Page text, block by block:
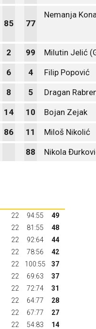
85 77
Nemanja
2 99 Milutin Jelić
6 4 Filip Popović
8 5 Dragan
14 10 Bojan Zejak
86 11 Miloš Nikolić
88 Nikola
22 94:55
49
22 81:55
48
22 92:64
44
22 78:56
42
22 100:55
37
22 69:63
37
22 72:74
31
22 64:77
28
22 67:77
27
22 54:83
14